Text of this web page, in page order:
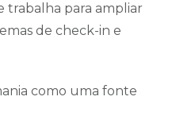
trabalha para ampliar
de check-in e
como uma fonte